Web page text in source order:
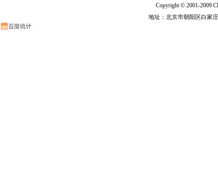
Copyright © 2001-2009
地址：北京市朝阳区白家